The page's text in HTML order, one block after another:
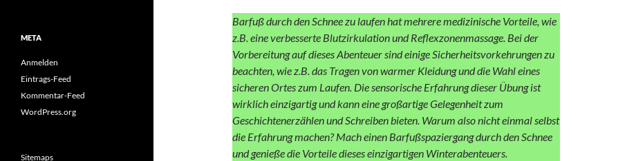
Barfuß durch den Schnee zu laufen hat mehrere medizinische Vorteile, wie
z.B. eine verbesserte Blutzirkulation und Reflexzonenmassage. Bei der
Vorbereitung auf dieses Abenteuer sind einige Sicherheitsvorkehrungen zu
beachten, wie z.B. das Tragen von warmer Kleidung und die Wahl eines
sicheren Ortes zum Laufen. Die sensorische Erfahrung dieser Übung ist
wirklich einzigartig und kann eine großartige Gelegenheit zum
Geschichtenerzählen und Schreiben bieten. Warum also nicht einmal selbst
die Erfahrung machen? Mach einen Barfußspaziergang durch den Schnee
und genieße die Vorteile dieses einzigartigen Winterabenteuers.
META
Anmelden
Eintrags-Feed
Kommentar-Feed
WordPress.org
Sitemaps